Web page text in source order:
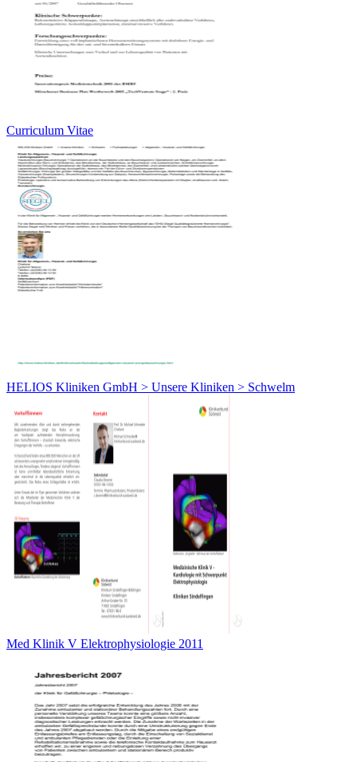
Curriculum Vitae
HELIOS Kliniken GmbH > Unsere Kliniken > Schwelm
Med Klinik V Elektrophysiologie 2011